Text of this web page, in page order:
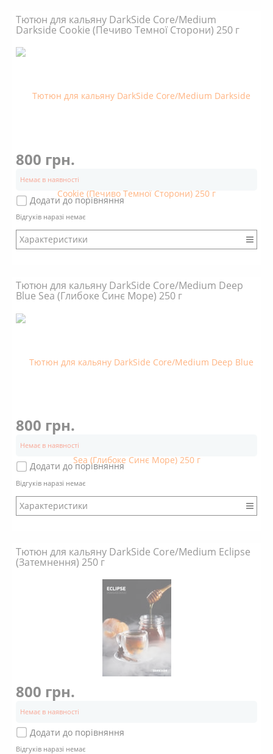
Смак: Насичений
Аромат: Солодкий
Аромат: Трав'яний
Димність: Вищє середнього
Тютюн для кальяну DarkSide Core/Medium
Darkside Cookie (Печиво Темної Сторони) 250 г
800 грн.
Немає в наявності
Додати до порівняння
Відгуків наразі немає
Характеристики
Смак: Насичений
Аромат: Солодкий
Аромат: Фруктовий
Аромат: Випічка
Тютюн для кальяну DarkSide Core/Medium Deep
Blue Sea (Глибоке Синє Море) 250 г
800 грн.
Немає в наявності
Додати до порівняння
Відгуків наразі немає
Характеристики
Смак: Насичений
Аромат: Солодкий
Димність: Вищє середнього
Тютюн для кальяну DarkSide Core/Medium Eclipse
(Затемнення) 250 г
800 грн.
Немає в наявності
Додати до порівняння
Відгуків наразі немає